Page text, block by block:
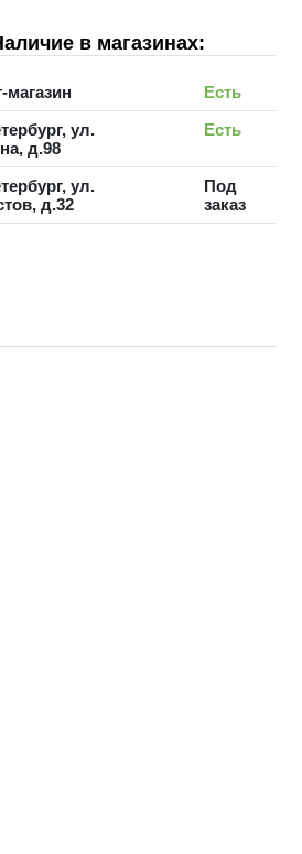
в магазинах:
магазин
Есть
ул.
д.98
Есть
ул.
д.32
Под
заказ